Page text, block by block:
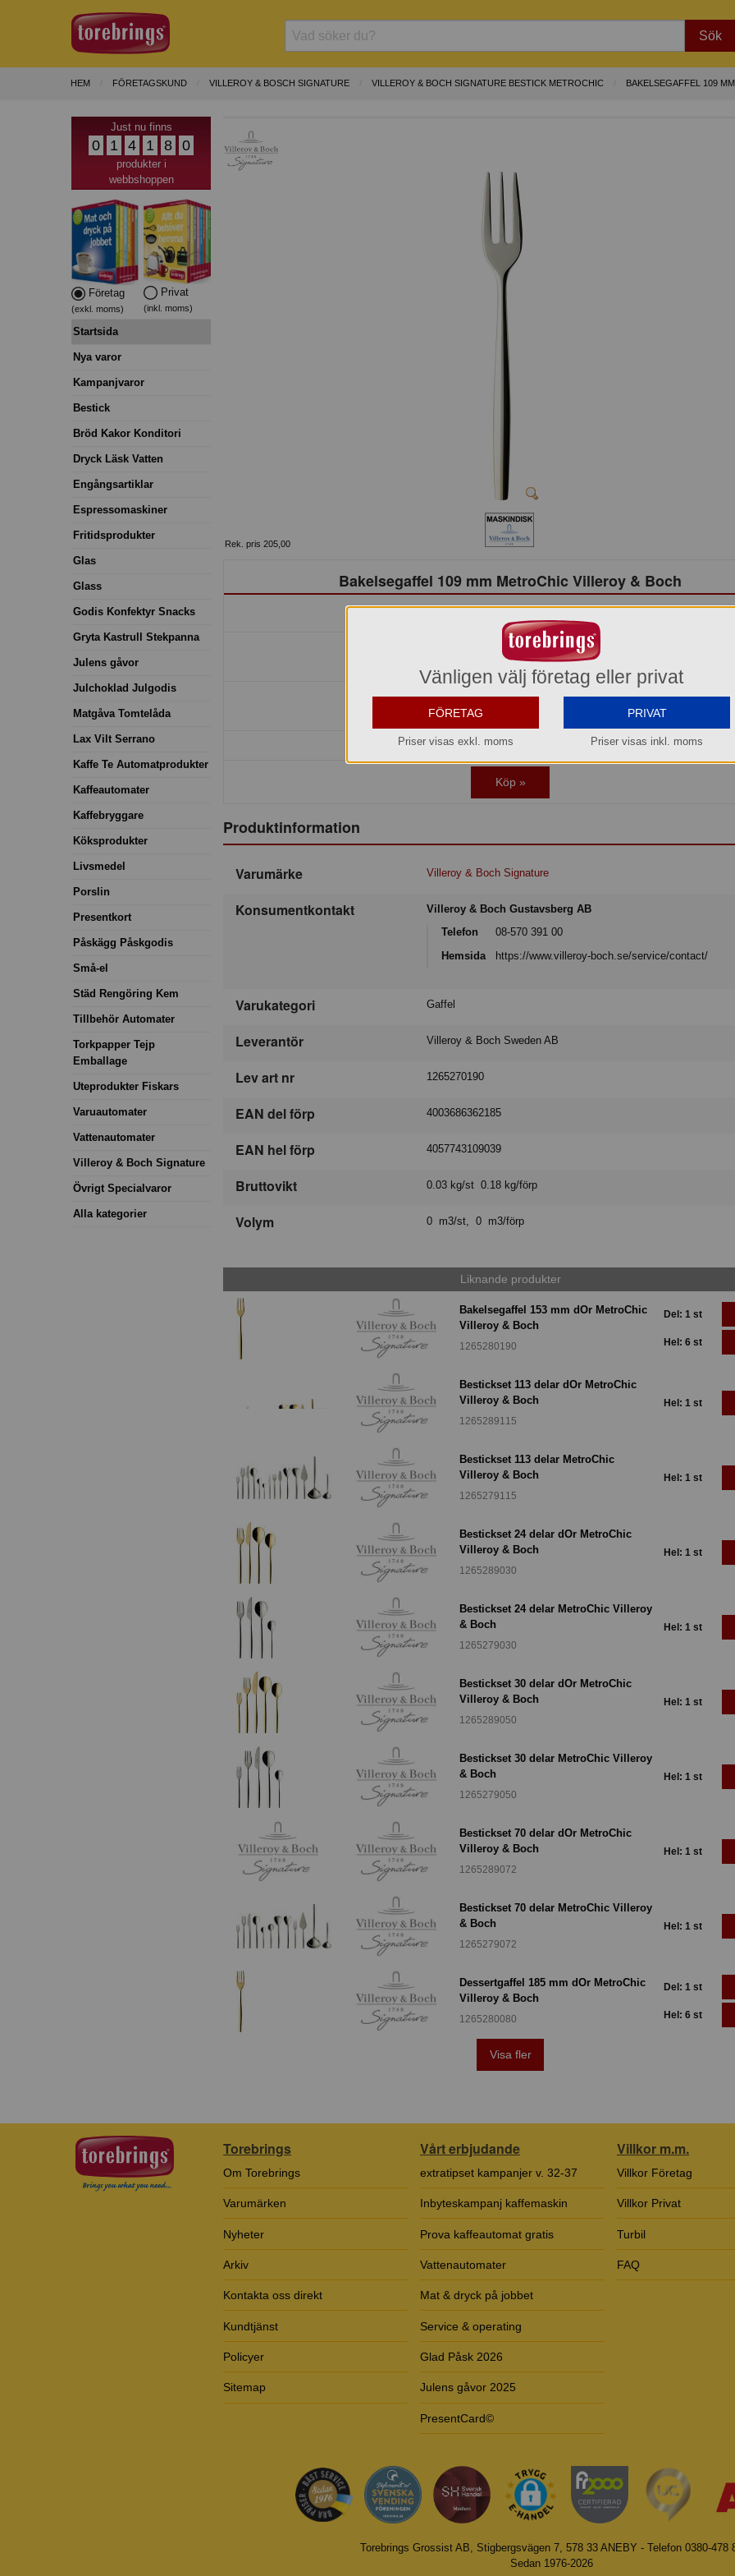
Sök
HEM FÖRETAGSKUND VILLEROY & BOSCH SIGNATURE VILLEROY & BOCH SIGNATURE BESTICK METROCHIC BAKELSEGAFFEL 109
Just nu finns
0 1 4 1 8 0
produkter i
webbshoppen
Företag
(exkl. moms)
Privat
(inkl. moms)
Startsida
Nya varor
Kampanjvaror
Bestick
Bröd Kakor Konditori
Dryck Läsk Vatten
Engångsartiklar
Espressomaskiner
Fritidsprodukter
Glas
Glass
Godis Konfektyr Snacks
Gryta Kastrull Stekpanna
Julens gåvor
Julchoklad Julgodis
Matgåva Tomtelåda
Lax Vilt Serrano
Kaffe Te Automatprodukter
Kaffeautomater
Kaffebryggare
Köksprodukter
Livsmedel
Porslin
Presentkort
Påskägg Påskgodis
Små-el
Städ Rengöring Kem
Tillbehör Automater
Torkpapper Tejp
Emballage
Uteprodukter Fiskars
Varuautomater
Vattenautomater
Villeroy & Boch Signature
Övrigt Specialvaror
Alla kategorier
Rek. pris 205,00
Bakelsegaffel 109 mm MetroChic Villeroy & Boch
1265270190
152,30 kr
Del av förpackning =1 st
913,80 kr
Hel förpackning =
Lager: 5 del av förp.
Köp »
Produktinformation
Varumärke Villeroy & Boch Signature
Konsumentkontakt
Villeroy & Boch Gustavsberg AB
Telefon
08-570 391 00
Hemsida
https://www.villeroy-boch.se/service/contact/
Varukategori Gaffel
Leverantör Villeroy & Boch Sweden AB
Lev art nr 1265270190
EAN del förp 4003686362185
EAN hel förp 4057743109039
Bruttovikt 0.03 kg/st 0.18 kg/förp
Volym 0 m3/st, 0 m3/förp
Liknande produkter
Bakelsegaffel 153 mm dOr MetroChic
Villeroy & Boch
1265280190
Del: 1 st
Hel: 6 st
Bestickset 113 delar dOr MetroChic
Villeroy & Boch
1265289115
Hel: 1 st
Bestickset 113 delar MetroChic
Villeroy & Boch
1265279115
Hel: 1 st
Bestickset 24 delar dOr MetroChic
Villeroy & Boch
1265289030
Hel: 1 st
Bestickset 24 delar MetroChic Villeroy
& Boch
1265279030
Hel: 1 st
Bestickset 30 delar dOr MetroChic
Villeroy & Boch
1265289050
Hel: 1 st
Bestickset 30 delar MetroChic Villeroy
& Boch
1265279050
Hel: 1 st
Bestickset 70 delar dOr MetroChic
Villeroy & Boch
1265289072
Hel: 1 st
Bestickset 70 delar MetroChic Villeroy
& Boch
1265279072
Hel: 1 st
Dessertgaffel 185 mm dOr MetroChic
Villeroy & Boch
1265280080
Del: 1 st
Hel: 6 st
Visa fler
Torebrings
Om Torebrings
Varumärken
Nyheter
Arkiv
Kontakta oss direkt
Kundtjänst
Policyer
Sitemap
Vårt erbjudande
extratipset kampanjer v. 32-37
Inbyteskampanj kaffemaskin
Prova kaffeautomat gratis
Vattenautomater
Mat & dryck på jobbet
Service & operating
Glad Påsk 2026
Julens gåvor 2025
PresentCard©
Villkor m.m.
Villkor Företag
Villkor Privat
Turbil
FAQ
Torebrings Grossist AB, Stigbergsvägen 7, 578 33 ANEBY - Telefon 0380-478
Sedan 1976-2026
Vänligen välj företag eller privat
FÖRETAG
Priser visas exkl. moms
PRIVAT
Priser visas inkl. moms